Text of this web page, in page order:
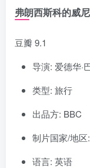
弗朗西斯科的威
豆瓣 9.1
导演: 爱德华·
类型: 旅行
出品方: BBC
制片国家/地区
语言: 英语